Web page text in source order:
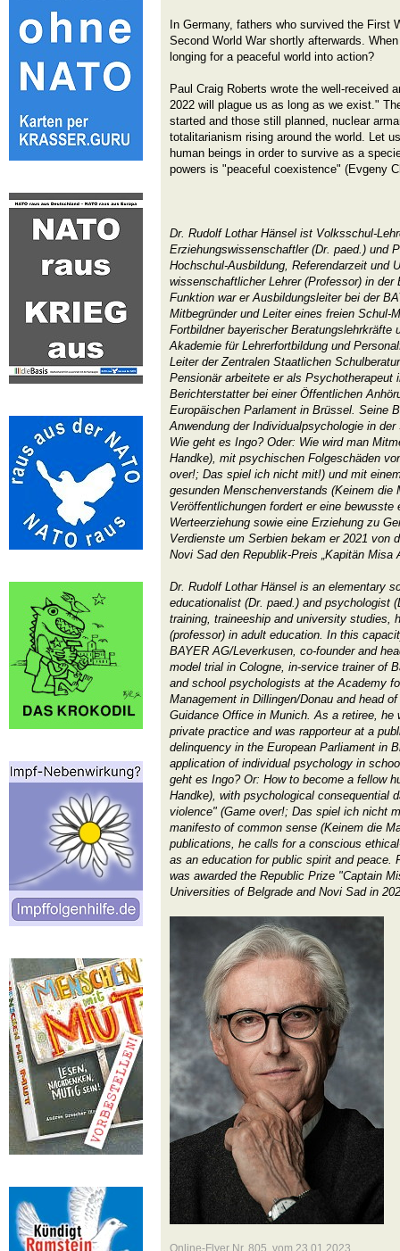
In Germany, fathers who survived the First
Second World War shortly afterwards.
longing for a peaceful world into action?
Paul Craig Roberts wrote the well-received
2022 will plague us as long as we exist."
started and those still planned, nuclear
totalitarianism rising around the world. Let
human beings in order to survive as a
powers is "peaceful coexistence" (Evgeny
Dr. Rudolf Lothar Hänsel ist Volksschul-
Erziehungswissenschaftler (Dr. paed.) und
Hochschul-Ausbildung, Referendarzeit und
wissenschaftlicher Lehrer (Professor) in der
Funktion war er Ausbildungsleiter bei der
Mitbegründer und Leiter eines freien Schul-
Fortbildner bayerischer Beratungslehrkräfte
Akademie für Lehrerfortbildung und
Leiter der Zentralen Staatlichen
Pensionär arbeitete er als Psychotherapeut
Berichterstatter bei einer Öffentlichen
Europäischen Parlament in Brüssel. Seine
Anwendung der Individualpsychologie in
Wie geht es Ingo? Oder: Wie wird man
Handke), mit psychischen Folgeschäden
over!; Das spiel ich nicht mit!) und mit
gesunden Menschenverstands (Keinem die
Veröffentlichungen fordert er eine bewusste
Werteerziehung sowie eine Erziehung zu
Verdienste um Serbien bekam er 2021 von
Novi Sad den Republik-Preis „Kapitän Misa
Dr. Rudolf Lothar Hänsel is an elementary
educationalist (Dr. paed.) and psychologist
training, traineeship and university studies,
(professor) in adult education. In this
BAYER AG/Leverkusen, co-founder and
model trial in Cologne, in-service trainer of
and school psychologists at the Academy
Management in Dillingen/Donau and head
Guidance Office in Munich. As a retiree, he
private practice and was rapporteur at a
delinquency in the European Parliament in
application of individual psychology in
geht es Ingo? Or: How to become a fellow
Handke), with psychological consequential
violence" (Game over!; Das spiel ich nicht
manifesto of common sense (Keinem die
publications, he calls for a conscious
as an education for public spirit and peace.
was awarded the Republic Prize "Captain
Universities of Belgrade and Novi Sad in
Online-Flyer Nr. 805 vom 23.01.2023